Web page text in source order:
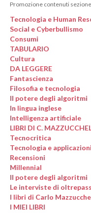
Promozione contenuti
Tecnologia e Human
Social e Cyberbullismo
Consumi
TABULARIO
Cultura
DA LEGGERE
Fantascienza
Filosofia e tecnologia
Il potere degli algoritmi
In lingua inglese
Intelligenza artificiale
LIBRI DI C.
Tecnocritica
Tecnologia e applicazioni
Recensioni
Millennial
Il potere degli algoritmi
Le interviste di
I libri di Carlo
I MIEI LIBRI